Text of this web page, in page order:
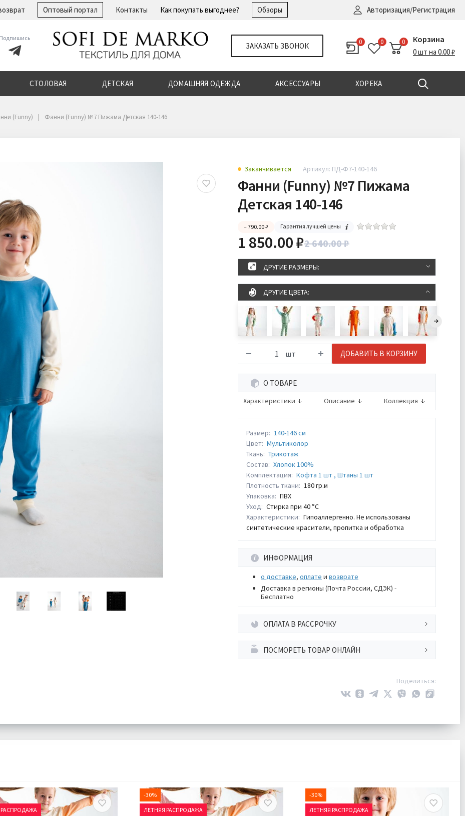
Оптовый портал Контакты Как покупать выгоднее? Обзоры Авторизация/Регистрация
Подпишись
ЗАКАЗАТЬ ЗВОНОК 0 0 0 Корзина
0 шт на 0.00 ₽
СТОЛОВАЯ ДЕТСКАЯ ДОМАШНЯЯ ОДЕЖДА АКСЕССУАРЫ ХОРЕКА
Регистрация
(Funny) Фанни (Funny) №7 Пижама Детская 140-146
Заканчивается Артикул: ПД-Ф7-140-146
Фанни (Funny) №7 Пижама
Детская 140-146
– 790.00 ₽ Гарантия лучшей цены
1 850.00 ₽2 640.00 ₽
ДРУГИЕ РАЗМЕРЫ:
ДРУГИЕ ЦВЕТА:
шт ДОБАВИТЬ В КОРЗИНУ
О ТОВАРЕ
Характеристики Описание Коллекция
Размер: 140-146 см
Цвет: Мультиколор
Ткань: Трикотаж
Состав: Хлопок 100%
Комплектация: Кофта 1 шт , Штаны 1 шт
Плотность ткани: 180 гр.м
Упаковка: ПВХ
Уход: Стирка при 40 °С
Характеристики: Гипоаллергенно. Не использованы
синтетические красители, пропитка и обработка
ИНФОРМАЦИЯ
о доставке, оплате и возврате
Доставка в регионы (Почта России, СДЭК) -
Бесплатно
ОПЛАТА В РАССРОЧКУ
ПОСМОРЕТЬ ТОВАР ОНЛАЙН
Поделиться:
-30%
ЛЕТНЯЯ РАСПРОДАЖА
-30%
ЛЕТНЯЯ РАСПРОДАЖА